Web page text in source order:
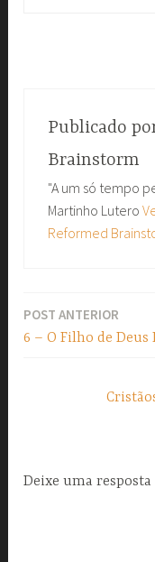
Publicado
Brainstorm
"A um só tempo
Martinho Lutero
Reformed
Navegação
POST ANTERIOR
6 – O Filho de Deus
Deixe uma resposta